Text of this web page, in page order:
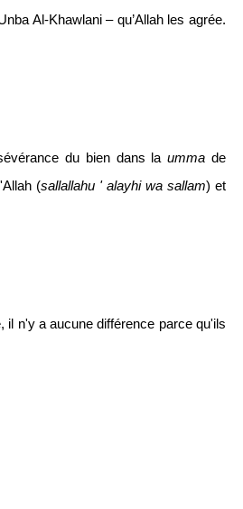
Al-Khawlani – qu’Allah les agrée.
du bien dans laumma de
(sallallahu ' alayhi wa sallam) et
il n'y a aucune différence parce qu'ils